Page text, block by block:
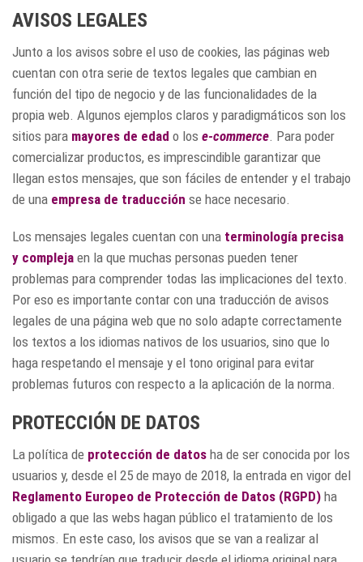
AVISOS LEGALES
Junto a los avisos sobre el uso de cookies, las páginas web
cuentan con otra serie de textos legales que cambian en
función del tipo de negocio y de las funcionalidades de la
propia web. Algunos ejemplos claros y paradigmáticos son los
sitios para mayores de edad o los e-commerce. Para poder
comercializar productos, es imprescindible garantizar que
llegan estos mensajes, que son fáciles de entender y el trabajo
de una empresa de traducción se hace necesario.
Los mensajes legales cuentan con una terminología precisa
y compleja en la que muchas personas pueden tener
problemas para comprender todas las implicaciones del texto.
Por eso es importante contar con una traducción de avisos
legales de una página web que no solo adapte correctamente
los textos a los idiomas nativos de los usuarios, sino que lo
haga respetando el mensaje y el tono original para evitar
problemas futuros con respecto a la aplicación de la norma.
PROTECCIÓN DE DATOS
La política de protección de datos ha de ser conocida por los
usuarios y, desde el 25 de mayo de 2018, la entrada en vigor del
Reglamento Europeo de Protección de Datos (RGPD) ha
obligado a que las webs hagan público el tratamiento de los
mismos. En este caso, los avisos que se van a realizar al